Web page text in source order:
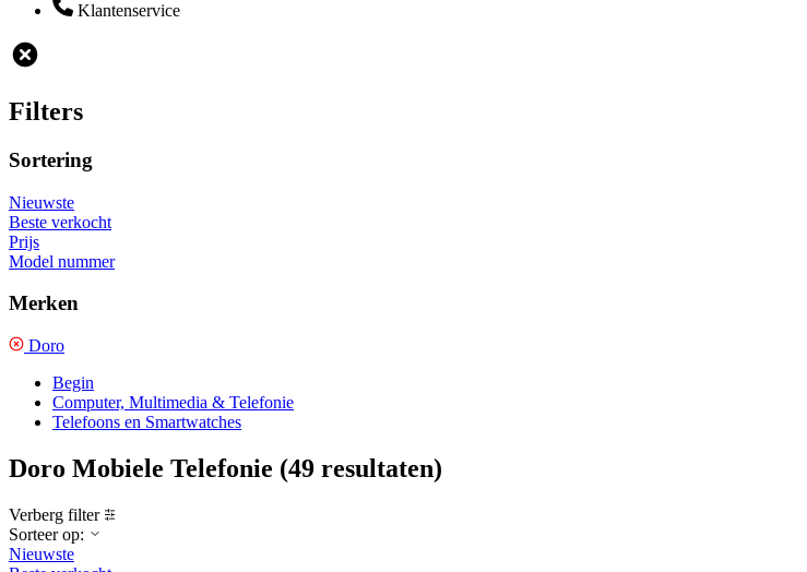
Klantenservice
Filters
Sortering
Nieuwste
Beste verkocht
Prijs
Model nummer
Merken
Doro
Begin
Computer, Multimedia & Telefonie
Telefoons en Smartwatches
Doro Mobiele Telefonie (49 resultaten)
Verberg filter
Sorteer op:
Nieuwste